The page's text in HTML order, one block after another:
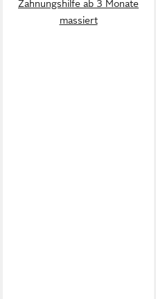
Zahnungshilfe ab 3 Monate
massiert